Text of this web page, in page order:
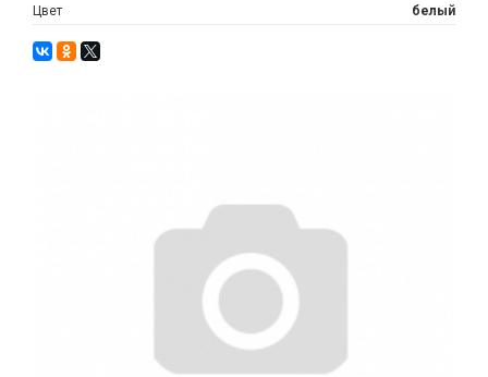
Цвет белый